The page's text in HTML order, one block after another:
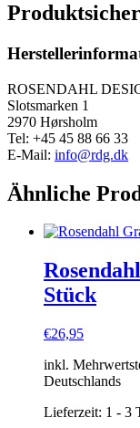
ROSENDAHL
Slotsmarken 1
2970 Hørsholm
Tel: +45 45 88 66 33
E-Mail: info@rdg.dk
Ähnliche
Stück
€26,95
inkl.
Deutschlands
Lieferzeit: 1 - 3